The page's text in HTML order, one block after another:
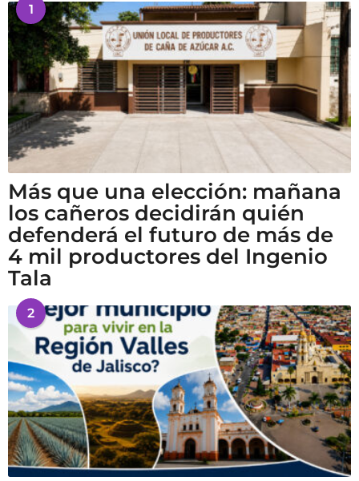
1
Más que una elección: mañana
los cañeros decidirán quién
defenderá el futuro de más de
4 mil productores del Ingenio
Tala
2